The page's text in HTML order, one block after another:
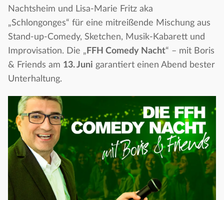
Nachtsheim und Lisa-Marie Fritz aka
„Schlongonges“ für eine mitreißende Mischung aus
Stand-up-Comedy, Sketchen, Musik-Kabarett und
Improvisation. Die „ FFH Comedy Nacht“ – mit Boris
& Friends am 13. Juni garantiert einen Abend bester
Unterhaltung.